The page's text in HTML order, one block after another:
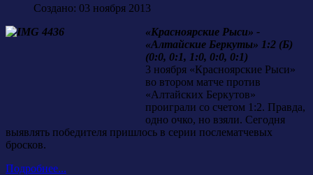
Создано: 03 ноября 2013
«Красноярские Рыси» -
«Алтайские Беркуты» 1:2 (Б)
(0:0, 0:1, 1:0, 0:0, 0:1)
3 ноября «Красноярские Рыси»
во втором матче против
«Алтайских Беркутов»
проиграли со счетом 1:2. Правда,
одно очко, но взяли. Сегодня
выявлять победителя пришлось в серии послематчевых
бросков.
Подробнее...